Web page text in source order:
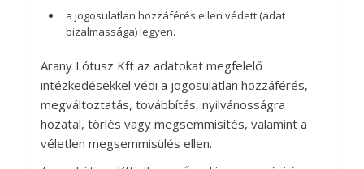
a jogosulatlan hozzáférés ellen védett (adat
bizalmassága) legyen.
Arany Lótusz Kft az adatokat megfelelő
intézkedésekkel védi a jogosulatlan hozzáférés,
megváltoztatás, továbbítás, nyilvánosságra
hozatal, törlés vagy megsemmisítés, valamint a
véletlen megsemmisülés ellen.